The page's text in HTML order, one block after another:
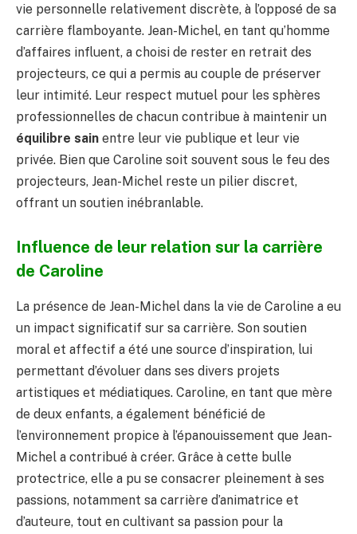
vie personnelle relativement discrète, à l’opposé de sa
carrière flamboyante. Jean-Michel, en tant qu’homme
d’affaires influent, a choisi de rester en retrait des
projecteurs, ce qui a permis au couple de préserver
leur intimité. Leur respect mutuel pour les sphères
professionnelles de chacun contribue à maintenir un
équilibre sain entre leur vie publique et leur vie
privée. Bien que Caroline soit souvent sous le feu des
projecteurs, Jean-Michel reste un pilier discret,
offrant un soutien inébranlable.
Influence de leur relation sur la carrière
de Caroline
La présence de Jean-Michel dans la vie de Caroline a eu
un impact significatif sur sa carrière. Son soutien
moral et affectif a été une source d’inspiration, lui
permettant d’évoluer dans ses divers projets
artistiques et médiatiques. Caroline, en tant que mère
de deux enfants, a également bénéficié de
l’environnement propice à l’épanouissement que Jean-
Michel a contribué à créer. Grâce à cette bulle
protectrice, elle a pu se consacrer pleinement à ses
passions, notamment sa carrière d’animatrice et
d’auteure, tout en cultivant sa passion pour la